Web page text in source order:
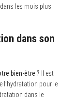
dans les mois plus
dans son
bien-être ? Il est
l’hydratation pour le
dans le